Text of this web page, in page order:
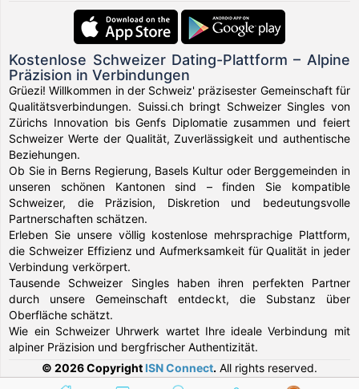
Kostenlose Schweizer Dating-Plattform – Alpine
Präzision in Verbindungen
Grüezi! Willkommen in der Schweiz' präzisester Gemeinschaft für
Qualitätsverbindungen. Suissi.ch bringt Schweizer Singles von
Zürichs Innovation bis Genfs Diplomatie zusammen und feiert
Schweizer Werte der Qualität, Zuverlässigkeit und authentische
Beziehungen.
Ob Sie in Berns Regierung, Basels Kultur oder Berggemeinden in
unseren schönen Kantonen sind – finden Sie kompatible
Schweizer, die Präzision, Diskretion und bedeutungsvolle
Partnerschaften schätzen.
Erleben Sie unsere völlig kostenlose mehrsprachige Plattform,
die Schweizer Effizienz und Aufmerksamkeit für Qualität in jeder
Verbindung verkörpert.
Tausende Schweizer Singles haben ihren perfekten Partner
durch unsere Gemeinschaft entdeckt, die Substanz über
Oberfläche schätzt.
Wie ein Schweizer Uhrwerk wartet Ihre ideale Verbindung mit
alpiner Präzision und bergfrischer Authentizität.
© 2026 Copyright ISN Connect. All rights reserved.